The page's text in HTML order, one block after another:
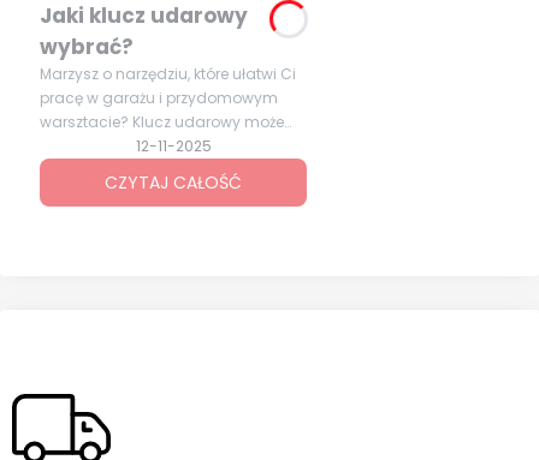
12-11-2025
Jaki klucz udarowy
wybrać?
Marzysz o narzędziu, które ułatwi Ci
pracę w garażu i przydomowym
warsztacie? Klucz udarowy może
okazać się niezastąpiony podczas
odkręcania i dokręcania śrub.
Wybór odpowiedniego modelu nie
CZYTAJ CAŁOŚĆ